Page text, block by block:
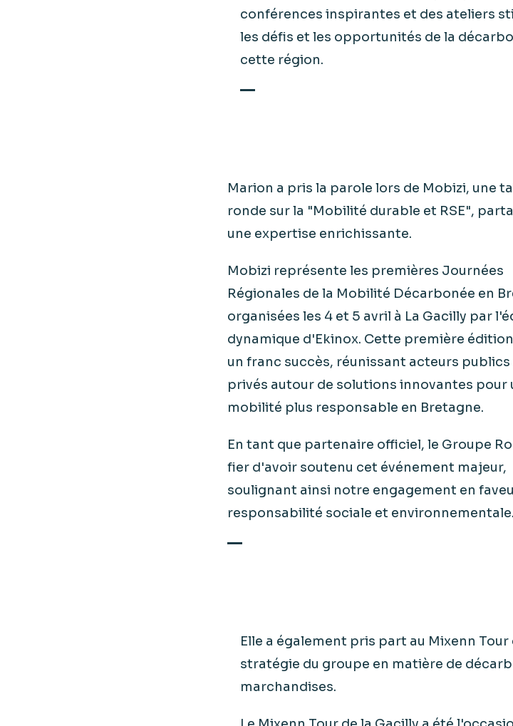
conférences inspirantes et des ateliers
les défis et les opportunités de la
cette région.
Marion a pris la parole lors de Mobizi, une
ronde sur la "Mobilité durable et RSE",
une expertise enrichissante.
Mobizi représente les premières Journées
Régionales de la Mobilité Décarbonée en
organisées les 4 et 5 avril à La Gacilly par
dynamique d'Ekinox. Cette première
un franc succès, réunissant acteurs publics
privés autour de solutions innovantes pour
mobilité plus responsable en Bretagne.
En tant que partenaire officiel, le Groupe
fier d'avoir soutenu cet événement majeur,
soulignant ainsi notre engagement en
responsabilité sociale et environnementale.
Elle a également pris part au Mixenn
stratégie du groupe en matière de
marchandises.